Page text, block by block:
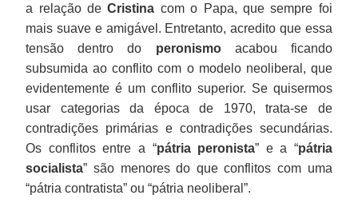
a relação deCristina com o Papa, que sempre foi
mais suave e amigável. Entretanto, acredito que essa
tensão dentro do peronismoacabou ficando
subsumida ao conflito com o modelo neoliberal, que
evidentemente é um conflito superior. Se quisermos
usar categorias da época de 1970, trata-se de
contradições primárias e contradições secundárias.
Os conflitos entre a “pátria peronista” e a “pátria
socialista” são menores do que conflitos com uma
“pátria contratista” ou “pátria neoliberal”.